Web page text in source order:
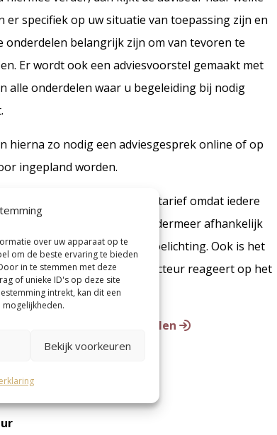
over uw apparaat op te
om de beste ervaring te bieden
in te stemmen met deze
of unieke ID's op deze site
intrekt, kan dit een
Bekijk voorkeuren
er specifiek op uw situatie van toepassing zijn en
onderdelen belangrijk zijn om van tevoren te
Er wordt ook een adviesvoorstel gemaakt met
alle onderdelen waar u begeleiding bij nodig
hierna zo nodig een adviesgesprek online of op
ingepland worden.
niet met een standaardtarief omdat iedere
uniek is. Daarbij zijn wij ondermeer afhankelijk
beschikbare gegevens en toelichting. Ook is het
onzeker hoe de inspecteur reageert op het
standpunt.
het contactformulier invullen